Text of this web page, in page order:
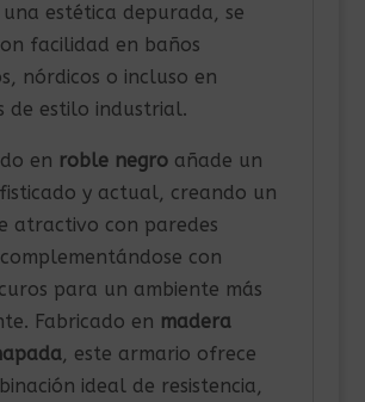
una estética depurada, se
facilidad en baños
nórdicos o incluso en
de estilo industrial.
en roble negroañade un
y actual, creando un
atractivo con paredes
con
para un ambiente más
Fabricado en madera
, este armario ofrece
ideal de resistencia,